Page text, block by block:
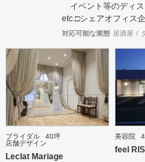
イベント等のディ
etc. ​ □シェアオフィ
ェアオフィス ［
オフィス等の企画提
対応可能な業態 居酒屋
ブライダル
40坪
店舗デザイン
Leclat Mariage
美容院
feel